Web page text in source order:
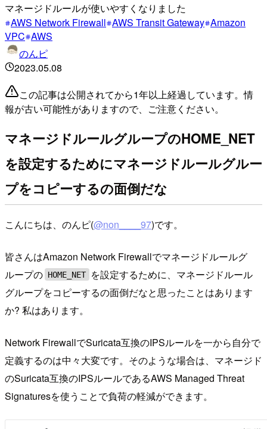
マネージドルールが使いやすくなりました
AWS Network Firewall AWS Transit Gateway Amazon
VPC AWS
のんピ
2023.05.08
この記事は公開されてから1年以上経過しています。情
報が古い可能性がありますので、ご注意ください。
マネージドルールグループのHOME_NET
を設定するためにマネージドルールグルー
プをコピーするの面倒だな
こんにちは、のんピ(@non____97)です。
皆さんはAmazon Network Firewallでマネージドルールグ
ループの HOME_NET
を設定するために、マネージドルール
グループをコピーするの面倒だなと思ったことはあります
か? 私はあります。
Network FirewallでSuricata互換のIPSルールを一から自分で
定義するのは中々大変です。そのような場合は、マネージド
のSuricata互換のIPSルールであるAWS Managed Threat
Signaturesを使うことで負荷の軽減ができます。